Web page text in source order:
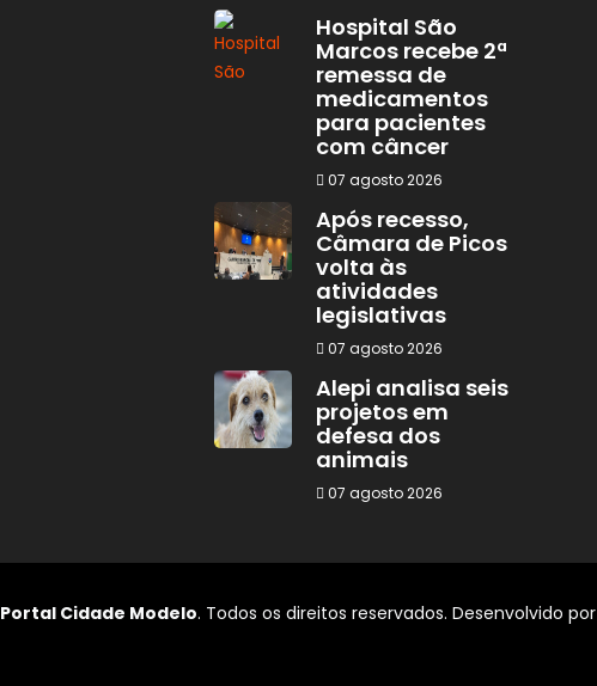
Hospital São
Marcos recebe 2ª
remessa de
medicamentos
para pacientes
com câncer
07 agosto 2026
Após recesso,
Câmara de Picos
volta às
atividades
legislativas
07 agosto 2026
Alepi analisa seis
projetos em
defesa dos
animais
07 agosto 2026
Portal Cidade Modelo. Todos os direitos reservados. Desenvolvido por